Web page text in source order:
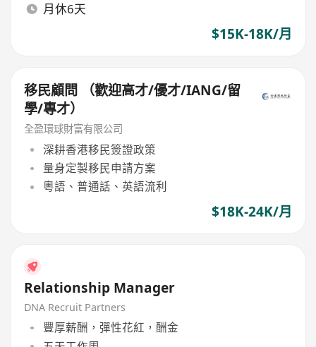
月休6天
$15K-18K/月
移民顧問 （歡迎高才/優才/IANG/留
學/專才）
全盈環球財富有限公司
深耕香港移民簽證政策
量身定製移民申請方案
粵語、普通話、英語流利
$18K-24K/月
Relationship Manager
DNA Recruit Partners
豐厚薪酬，彈性花紅，酬金